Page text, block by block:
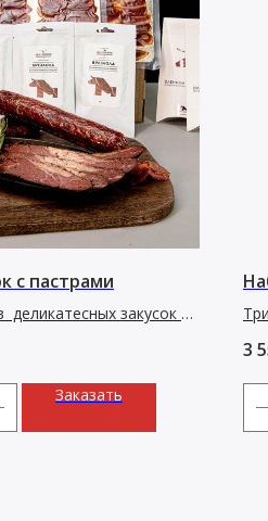
с пастрами
закусок и
Заказать
3